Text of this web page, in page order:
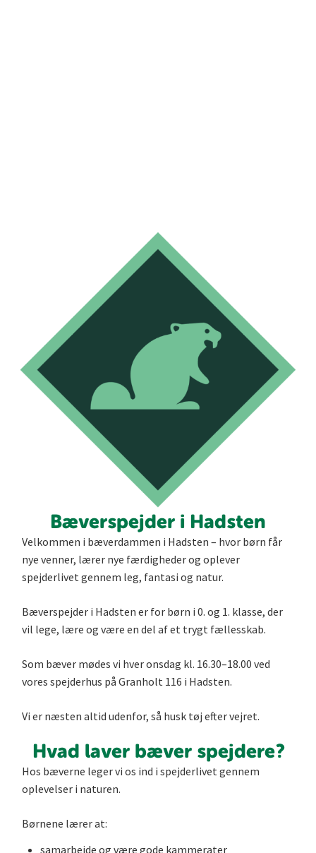
Bæverspejder i Hadsten
Velkommen i bæverdammen i Hadsten – hvor børn får
nye venner, lærer nye færdigheder og oplever
spejderlivet gennem leg, fantasi og natur.
Bæverspejder i Hadsten er for børn i 0. og 1. klasse, der
vil lege, lære og være en del af et trygt fællesskab.
Som bæver mødes vi hver onsdag kl. 16.30–18.00 ved
vores spejderhus på Granholt 116 i Hadsten.
Vi er næsten altid udenfor, så husk tøj efter vejret.
Hvad laver bæver spejdere?
Hos bæverne leger vi os ind i spejderlivet gennem
oplevelser i naturen.
Børnene lærer at:
samarbejde og være gode kammerater